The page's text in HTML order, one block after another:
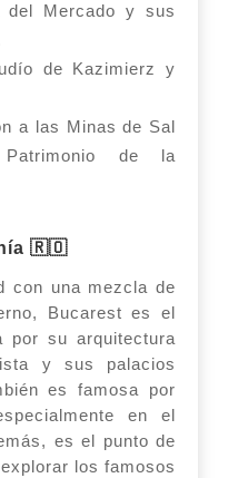
del Mercado y sus
de Kazimierz y
a las Minas de Sal
de la
🇷🇴
con una mezcla de
Bucarest es el
por su arquitectura
y sus palacios
es famosa por
en el
es el punto de
los famosos